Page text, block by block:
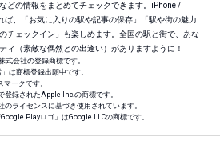
どの情報をまとめてチェックできます。iPhone /
、「お気に入りの駅や記事の保存」「駅や街の魅力
チェックイン」も楽しめます。全国の駅と街で、あな
ィ（素敵な偶然との出逢い）がありますように！
式会社の登録商標です。
は商標登録出願中です。
ークです。
登録されたApple Inc.の商標です。
のライセンスに基づき使用されています。
Playロゴ」はGoogle LLCの商標です。